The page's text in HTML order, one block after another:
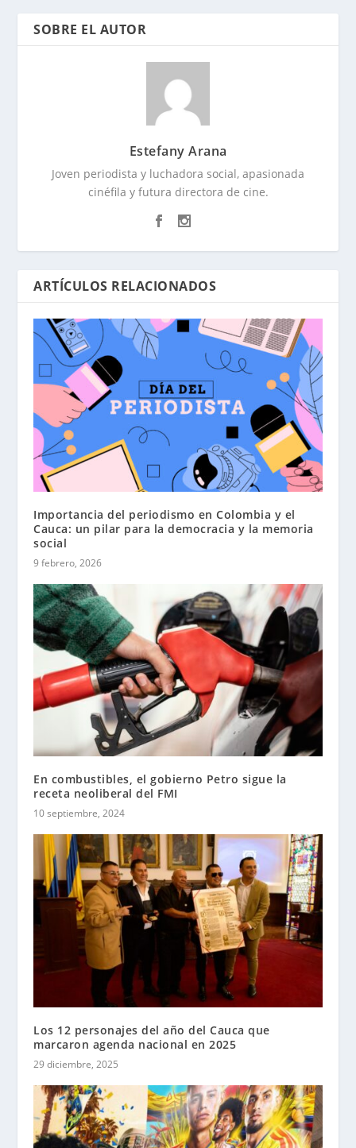
SOBRE EL AUTOR
Estefany Arana
Joven periodista y luchadora social, apasionada
cinéfila y futura directora de cine.
ARTÍCULOS RELACIONADOS
Importancia del periodismo en Colombia y el
Cauca: un pilar para la democracia y la memoria
social
9 febrero, 2026
En combustibles, el gobierno Petro sigue la
receta neoliberal del FMI
10 septiembre, 2024
Los 12 personajes del año del Cauca que
marcaron agenda nacional en 2025
29 diciembre, 2025